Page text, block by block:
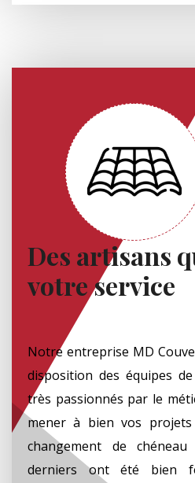
Des artisans
votre service
Notre entreprise MD
disposition des équipes
très passionnés par le
mener à bien vos
changement de
derniers ont été bien